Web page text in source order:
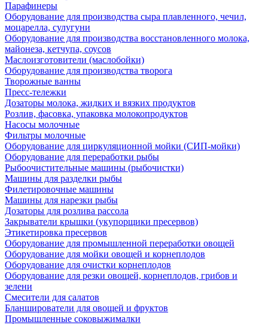
Парафинеры
Оборудование для производства сыра плавленного, чечил,
моцарелла, сулугуни
Оборудование для производства восстановленного молока,
майонеза, кетчупа, соусов
Маслоизготовители (маслобойки)
Оборудование для производства творога
Творожные ванны
Пресс-тележки
Дозаторы молока, жидких и вязких продуктов
Розлив, фасовка, упаковка молокопродуктов
Насосы молочные
Фильтры молочные
Оборудование для циркуляционной мойки (СИП-мойки)
Оборудование для переработки рыбы
Рыбоочистительные машины (рыбочистки)
Машины для разделки рыбы
Филетировочные машины
Машины для нарезки рыбы
Дозаторы для розлива рассола
Закрыватели крышки (укупорщики пресервов)
Этикетировка пресервов
Оборудование для промышленной переработки овощей
Оборудование для мойки овощей и корнеплодов
Оборудование для очистки корнеплодов
Оборудование для резки овощей, корнеплодов, грибов и
зелени
Смесители для салатов
Бланширователи для овощей и фруктов
Промышленные соковыжималки